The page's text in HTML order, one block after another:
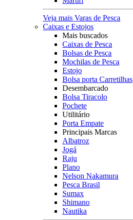
Veja mais Varas de Pesca
Caixas e Estojos
Mais buscados
Caixas de Pesca
Bolsas de Pesca
Mochilas de Pesca
Estojo
Bolsa porta Carretilhas
Desembarcado
Bolsa Tiracolo
Pochete
Utilitário
Porta Empate
Principais Marcas
Albatroz
Jogá
Raju
Plano
Nelson Nakamura
Pesca Brasil
Sumax
Shimano
Nautika